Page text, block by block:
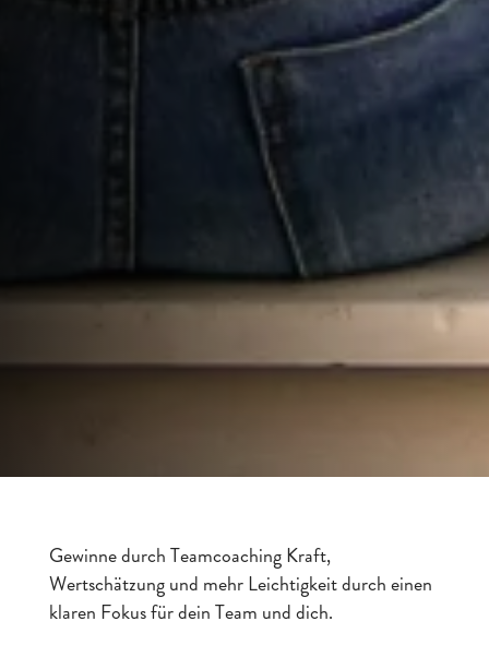
Gewinne durch Teamcoaching Kraft,
Wertschätzung und mehr Leichtigkeit durch einen
klaren Fokus für dein Team und dich.